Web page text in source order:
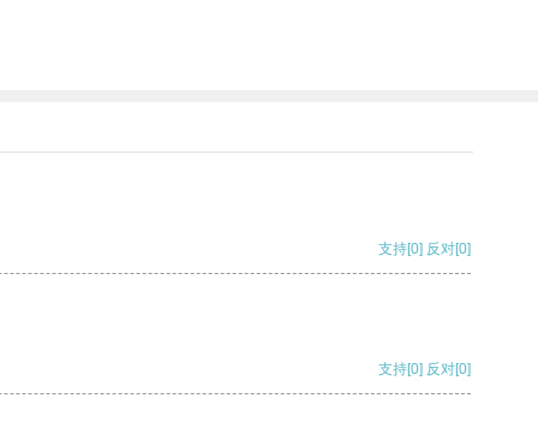
支持[0] 反对[0]
支持[0] 反对[0]